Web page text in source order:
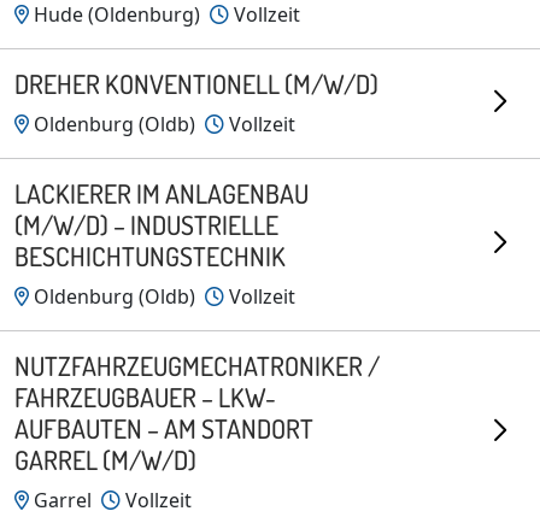
Hude (Oldenburg) Vollzeit
DREHER KONVENTIONELL (M/W/D)
Oldenburg (Oldb) Vollzeit
LACKIERER IM ANLAGENBAU
(M/W/D) – INDUSTRIELLE
BESCHICHTUNGSTECHNIK
Oldenburg (Oldb) Vollzeit
NUTZFAHRZEUGMECHATRONIKER /
FAHRZEUGBAUER – LKW-
AUFBAUTEN – AM STANDORT
GARREL (M/W/D)
Garrel Vollzeit